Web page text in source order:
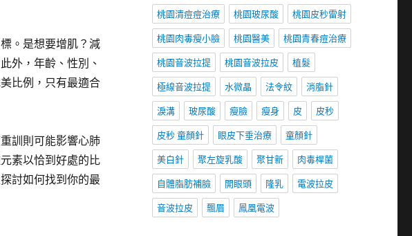
。是想要增肌？減
外，年齡、性別、
比例，只有最適合
訓則可能影響心肺
素以恰到好處的比
討如何找到你的最
桃園清痘痘治療 桃園玻尿酸 桃園皮秒雷射
桃園肉毒瘦小臉 桃園醫美 桃園青春痘治療
桃園音波拉提 桃園音波拉皮 植髮
極線音波拉提 水微晶 法令紋 消脂針
淚溝 玻尿酸 瘦臉 瘦身 皮 皮秒
皮秒 童顏針 眼皮下垂治療 童顏針
美白針 聚左旋乳酸 聚甘新 肉毒桿菌
自體脂肪補臉 開眼頭 隆乳 電波拉皮
音波拉皮 飄眉 鳳凰電波